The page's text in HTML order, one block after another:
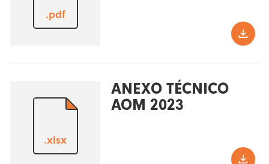
.pdf
.xlsx
ANEXO TÉCNICO
AOM 2023